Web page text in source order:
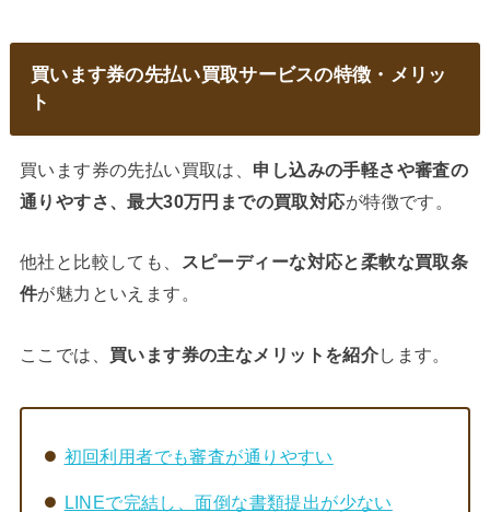
買います券の先払い買取サービスの特徴・メリッ
ト
買います券の先払い買取は、 申し込みの手軽さや審査の
通りやすさ、最大30万円までの買取対応が特徴です。
他社と比較しても、
スピーディーな対応と柔軟な買取条
件が魅力といえます。
ここでは、 買います券の主なメリットを紹介します。
初回利用者でも審査が通りやすい
LINEで完結し、面倒な書類提出が少ない